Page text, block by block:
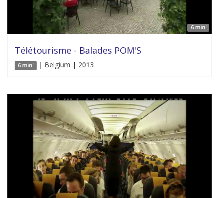
6 min'
Télétourisme - Balades POM'S
6 min' | Belgium | 2013